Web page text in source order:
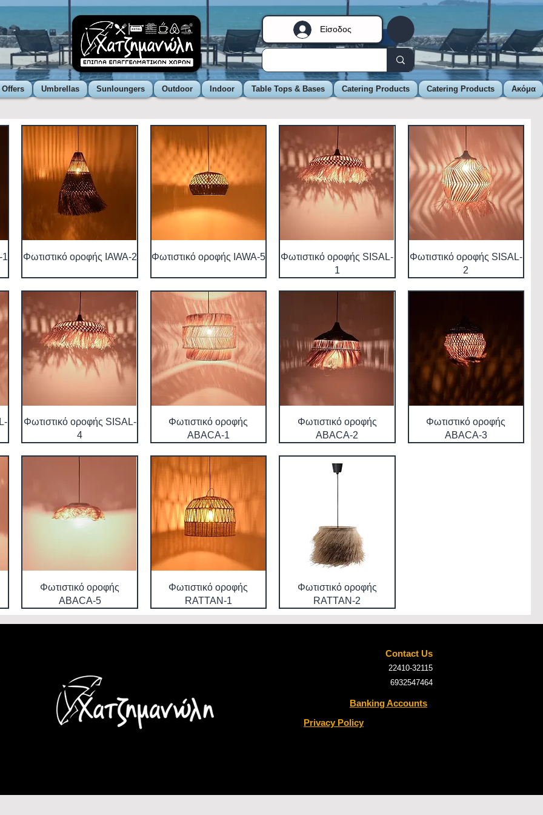
Είσοδος
Umbrellas Sunloungers Outdoor Indoor Table Tops & Bases Catering Products Catering Products Ακόμα
1 Φωτιστικό οροφής IAWA-2 Φωτιστικό οροφής IAWA-5
Φωτιστικό οροφής SISAL-
1
Φωτιστικό οροφής SISAL-
2
Φωτιστικό οροφής SISAL-
4
Φωτιστικό οροφής
ABACA-1
Φωτιστικό οροφής
ABACA-2
Φωτιστικό οροφής
ABACA-3
Φωτιστικό οροφής
ABACA-5
Φωτιστικό οροφής
RATTAN-1
Φωτιστικό οροφής
RATTAN-2
Contact Us
22410-32115
6932547464
Banking Accounts
Privacy Policy